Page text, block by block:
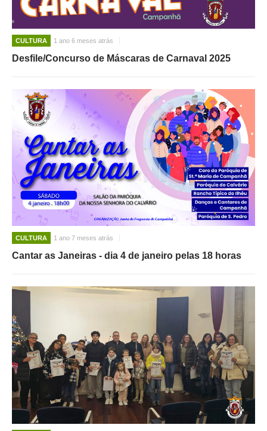
CULTURA 1 ano 6 meses atrás
Desfile/Concurso de Máscaras de Carnaval 2025
CULTURA 1 ano 7 meses atrás
Cantar as Janeiras - dia 4 de janeiro pelas 18 horas